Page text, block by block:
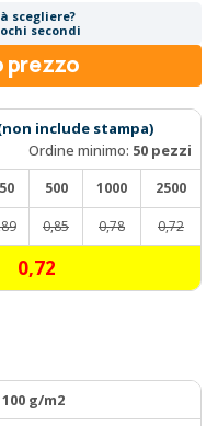
scegliere?
secondi
prezzo
include stampa)
Ordine minimo: 50 pezzi
500 1000 2500
0,85 0,78 0,72
0,72
g/m2